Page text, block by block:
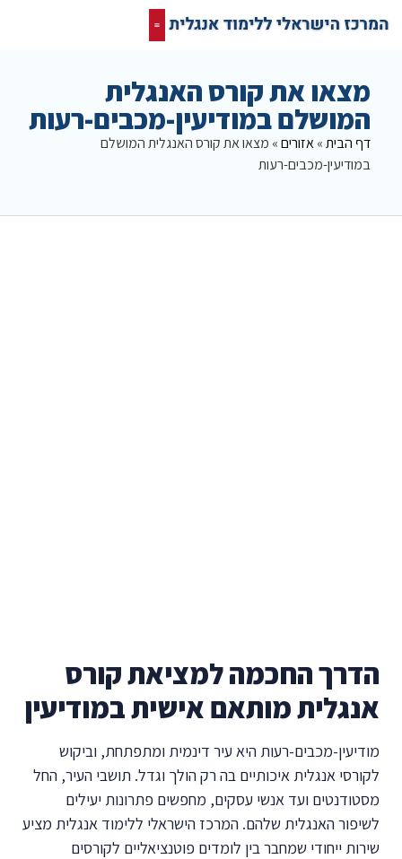
מצאו את קורס האנגלית
המושלם במודיעין-מכבים-רעות
דף הבית»אזורים» מצאו את קורס האנגלית המושלם
במודיעין-מכבים-רעות
הדרך החכמה למציאת קורס
אנגלית מותאם אישית במודיעין
מודיעין-מכבים-רעות היא עיר דינמית ומתפתחת, וביקוש
לקורסי אנגלית איכותיים בה רק הולך וגדל. תושבי העיר, החל
מסטודנטים ועד אנשי עסקים, מחפשים פתרונות יעילים
לשיפור האנגלית שלהם. המרכז הישראלי ללימוד אנגלית מציע
שירות ייחודי שמחבר בין לומדים פוטנציאליים לקורסים